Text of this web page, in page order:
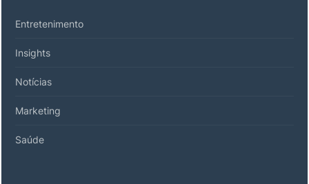
Entretenimento
Insights
Notícias
Marketing
Saúde